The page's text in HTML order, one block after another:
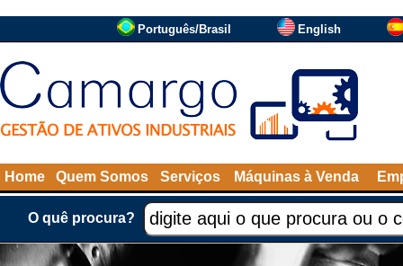
Português/Brasil English
Home Quem Somos Serviços Máquinas à Venda
O quê procura?